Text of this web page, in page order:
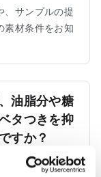
、サンプルの提
素材条件をお知
油脂分や糖
タつきを抑
すか？
よって最適なグ